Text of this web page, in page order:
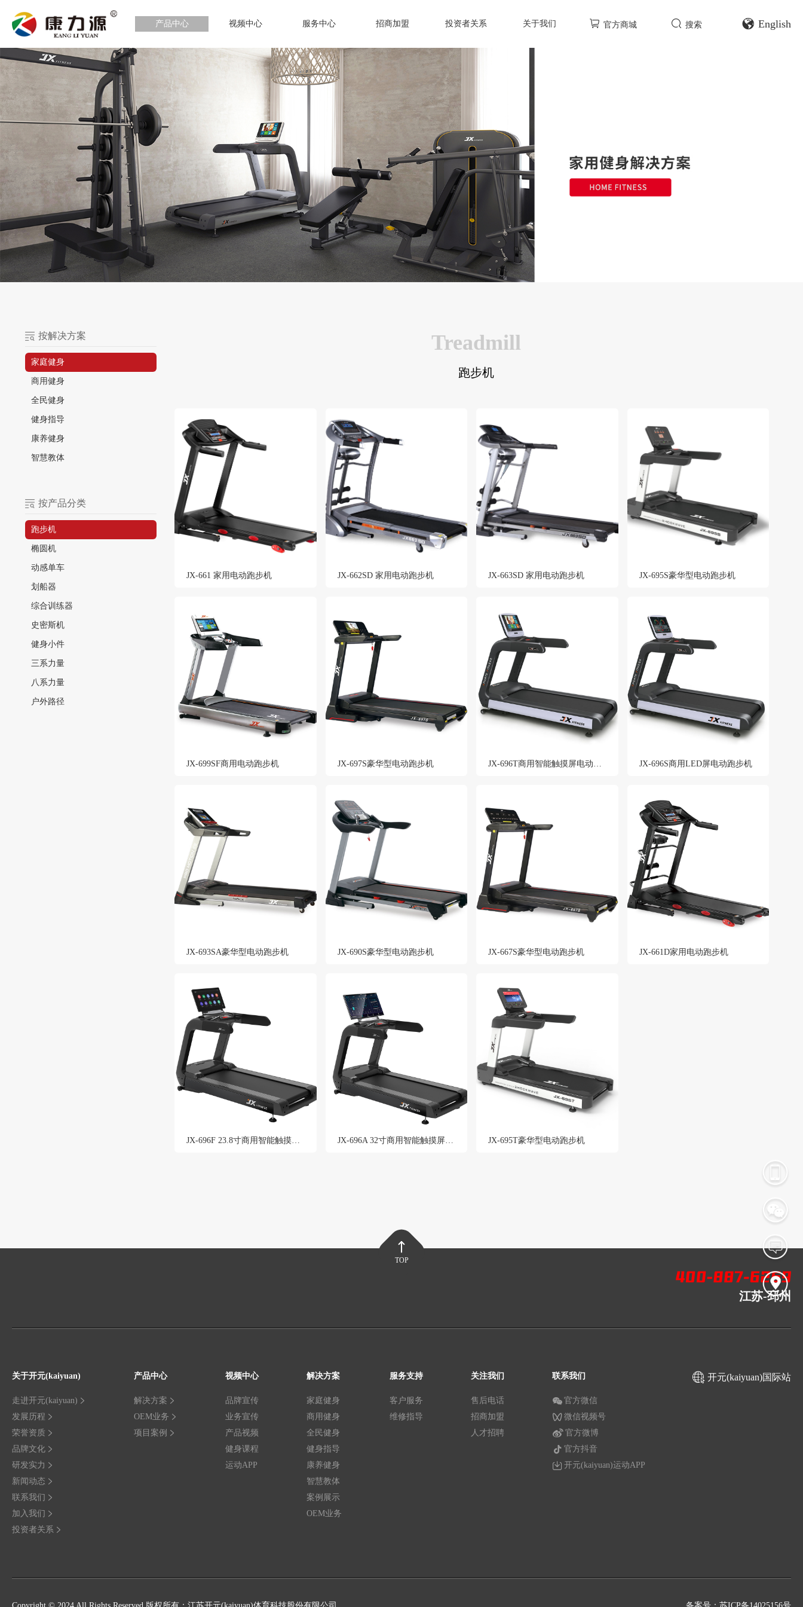
产品中心 视频中心 服务中心 招商加盟 投资者关系 关于我们 官方商城 搜索 English
按解决方案
家庭健身
商用健身
全民健身
健身指导
康养健身
智慧教体
按产品分类
跑步机
椭圆机
动感单车
划船器
综合训练器
史密斯机
健身小件
三系力量
八系力量
户外路径
Treadmill
跑步机
JX-661 家用电动跑步机 JX-662SD 家用电动跑步机 JX-663SD 家用电动跑步机 JX-695S豪华型电动跑步机
JX-699SF商用电动跑步机 JX-697S豪华型电动跑步机 JX-696T商用智能触摸屏电动跑步机 JX-696S商用LED屏电动跑步机
JX-693SA豪华型电动跑步机 JX-690S豪华型电动跑步机 JX-667S豪华型电动跑步机 JX-661D家用电动跑步机
JX-696F 23.8寸商用智能触摸屏跑步机 JX-696A 32寸商用智能触摸屏跑步机 JX-695T豪华型电动跑步机
TOP
江苏-邳州
关于开元(kaiyuan)
走进开元(kaiyuan)
发展历程
荣誉资质
品牌文化
研发实力
新闻动态
联系我们
加入我们
投资者关系
产品中心
解决方案
OEM业务
项目案例
视频中心
品牌宣传
业务宣传
产品视频
健身课程
运动APP
解决方案
家庭健身
商用健身
全民健身
健身指导
康养健身
智慧教体
案例展示
OEM业务
服务支持
客户服务
维修指导
关注我们
售后电话
招商加盟
人才招聘
联系我们
官方微信
微信视频号
官方微博
官方抖音
开元(kaiyuan)运动APP
开元(kaiyuan)国际站